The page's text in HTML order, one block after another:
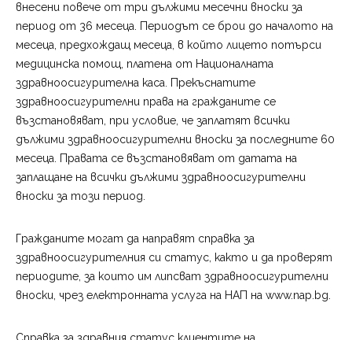
внесени повече от три дължими месечни вноски за
период от 36 месеца. Периодът се брои до началото на
месеца, предхождащ месеца, в който лицето потърси
медицинска помощ, платена от Националната
здравноосигурителна каса. Прекъснатите
здравноосигурителни права на гражданите се
възстановяват, при условие, че заплатят всички
дължими здравноосигурителни вноски за последните 60
месеца. Правата се възстановяват от датата на
заплащане на всички дължими здравноосигурителни
вноски за този период.
Гражданите могат да направят справка за
здравноосигурителния си статус, както и да проверят
периодите, за които им липсват здравноосигурителни
вноски, чрез електронната услуга на НАП на www.nap.bg.